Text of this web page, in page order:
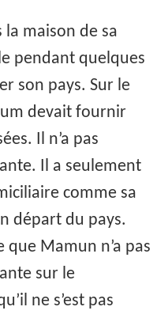
la maison de sa
pendant quelques
son pays. Sur le
devait fournir
Il n’a pas
Il a seulement
comme sa
départ du pays.
que Mamun n’a pas
sur le
ne s’est pas